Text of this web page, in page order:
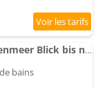
Traumblick Nr 24 aufs Wattenmeer Blick bis nach Texel
bains